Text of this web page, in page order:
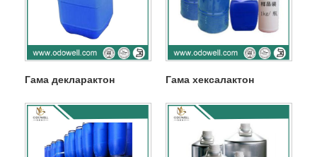
Гама декларактон Гама хексалактон